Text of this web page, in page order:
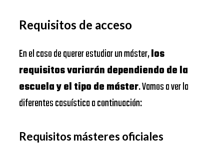
Requisitos de acceso
En el caso de querer estudiar un máster,los
requisitos variarán dependiendo de la
escuela y el tipo de máster. Vamos a ver la
diferentes casuística a continuación:
Requisitos másteres oficiales